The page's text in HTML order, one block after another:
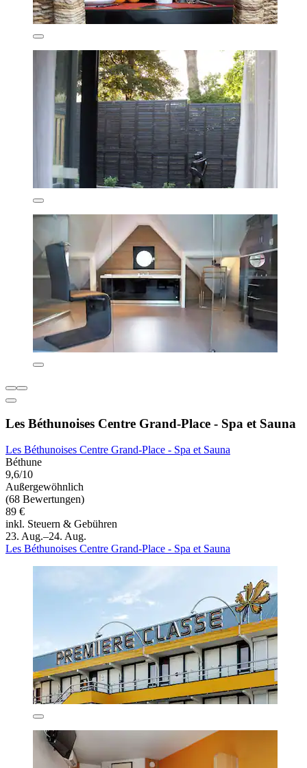
Les Béthunoises Centre Grand-Place - Spa et Sauna
Les Béthunoises Centre Grand-Place - Spa et Sauna
Béthune
9,6/10
Außergewöhnlich
(68 Bewertungen)
89 €
inkl. Steuern & Gebühren
23. Aug.–24. Aug.
Les Béthunoises Centre Grand-Place - Spa et Sauna